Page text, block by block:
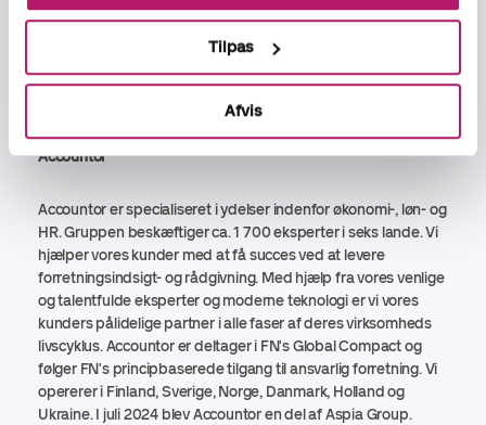
Tilpas
Afvis
svære enkelt, på effektivitet, på forandring, viden og på at
være til stede, hvor vores kunder er.
Accountor
Accountor er specialiseret i ydelser indenfor økonomi-, løn- og
HR. Gruppen beskæftiger ca. 1 700 eksperter i seks lande. Vi
hjælper vores kunder med at få succes ved at levere
forretningsindsigt- og rådgivning. Med hjælp fra vores venlige
og talentfulde eksperter og moderne teknologi er vi vores
kunders pålidelige partner i alle faser af deres virksomheds
livscyklus. Accountor er deltager i FN's Global Compact og
følger FN's principbaserede tilgang til ansvarlig forretning. Vi
opererer i Finland, Sverige, Norge, Danmark, Holland og
Ukraine. I juli 2024 blev Accountor en del af Aspia Group.